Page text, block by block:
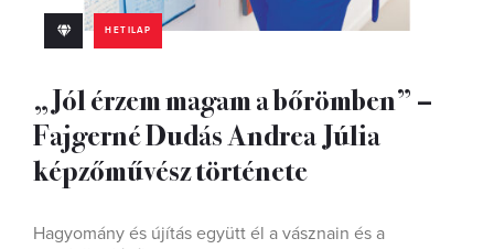
HETILAP
„Jól érzem magam a bőrömben” –
Fajgerné Dudás Andrea Júlia
képzőművész története
Hagyomány és újítás együtt él a vásznain és a